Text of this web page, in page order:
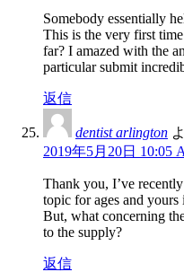
Somebody essentially
This is the very first
far? I amazed with the
particular submit
返信
dentist arlington
2019年5月20日 10:05
Thank you, I’ve
topic for ages and yours
But, what concerning
to the supply?
返信